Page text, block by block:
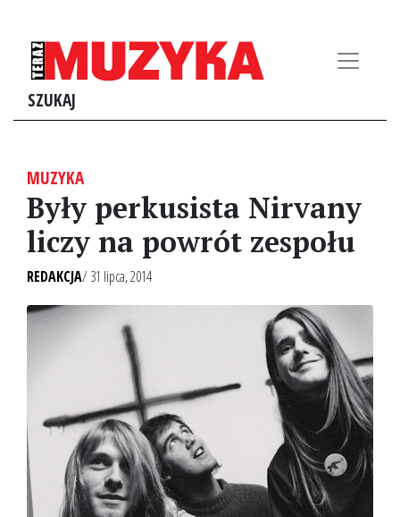
SZUKAJ
MUZYKA
Były perkusista Nirvany
liczy na powrót zespołu
REDAKCJA/ 31 lipca, 2014